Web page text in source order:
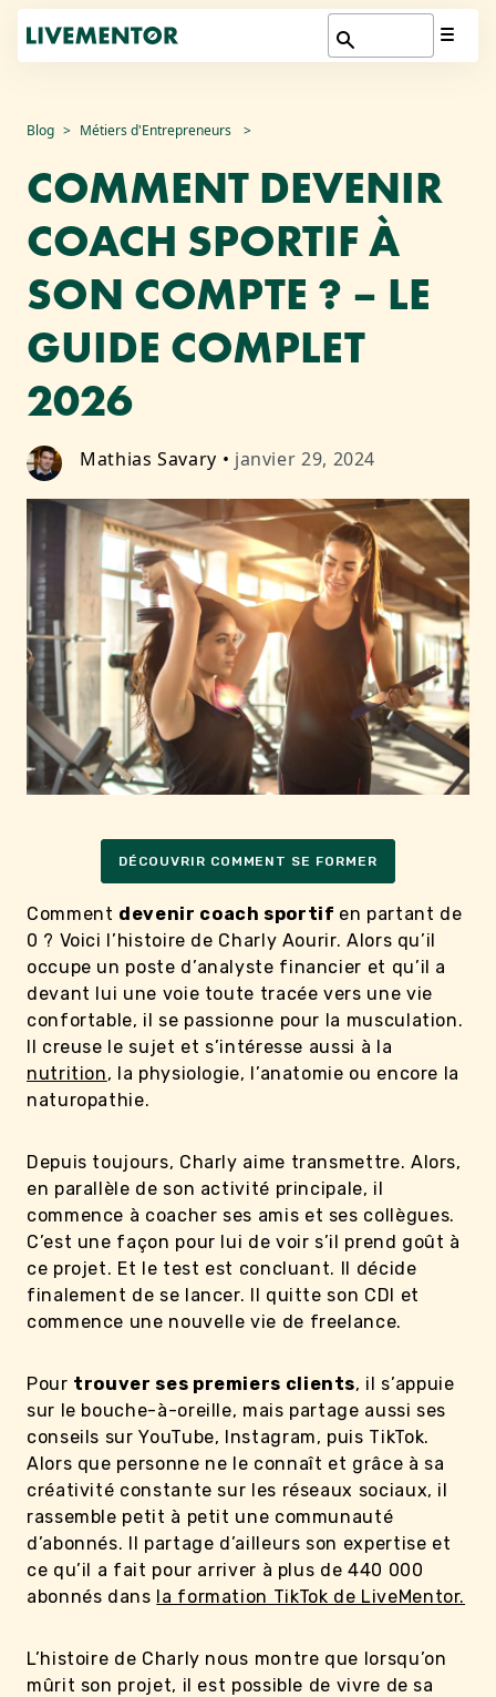
Aller
contenu
Blog Métiers d'Entrepreneurs
COMMENT DEVENIR
COACH SPORTIF À
SON COMPTE ? – LE
GUIDE COMPLET
2026
Mathias Savary • janvier 29, 2024
DÉCOUVRIR COMMENT SE FORMER
Comment devenir coach sportif en partant de
0 ? Voici l’histoire de Charly Aourir. Alors qu’il
occupe un poste d’analyste financier et qu’il a
devant lui une voie toute tracée vers une vie
confortable, il se passionne pour la musculation.
Il creuse le sujet et s’intéresse aussi à la
nutrition, la physiologie, l’anatomie ou encore la
naturopathie.
Depuis toujours, Charly aime transmettre. Alors,
en parallèle de son activité principale, il
commence à coacher ses amis et ses collègues.
C’est une façon pour lui de voir s’il prend goût à
ce projet. Et le test est concluant. Il décide
finalement de se lancer. Il quitte son CDI et
commence une nouvelle vie de freelance.
Pour trouver ses premiers clients, il s’appuie
sur le bouche-à-oreille, mais partage aussi ses
conseils sur YouTube, Instagram, puis TikTok.
Alors que personne ne le connaît et grâce à sa
créativité constante sur les réseaux sociaux, il
rassemble petit à petit une communauté
d’abonnés. Il partage d’ailleurs son expertise et
ce qu’il a fait pour arriver à plus de 440 000
abonnés dans la formation TikTok de LiveMentor.
L’histoire de Charly nous montre que lorsqu’on
mûrit son projet, il est possible de vivre de sa